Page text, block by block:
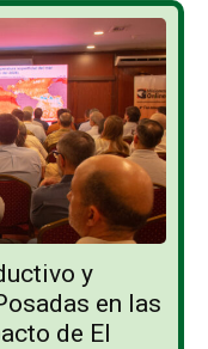
y
en las
de El